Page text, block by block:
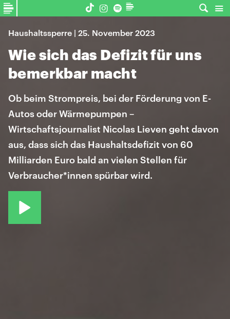
Haushaltssperre | 25. November 2023
Wie sich das Defizit für uns
bemerkbar macht
Ob beim Strompreis, bei der Förderung von E-
Autos oder Wärmepumpen –
Wirtschaftsjournalist Nicolas Lieven geht davon
aus, dass sich das Haushaltsdefizit von 60
Milliarden Euro bald an vielen Stellen für
Verbraucher*innen spürbar wird.